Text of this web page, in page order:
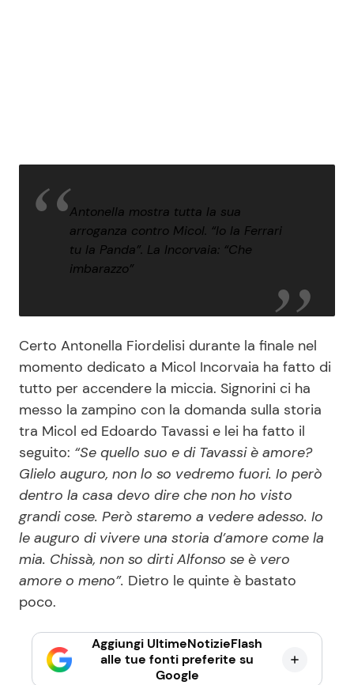
Antonella mostra tutta la sua
arroganza contro Micol. “Io la Ferrari
tu la Panda”. La Incorvaia: “Che
imbarazzo”
Certo Antonella Fiordelisi durante la finale nel
momento dedicato a Micol Incorvaia ha fatto di
tutto per accendere la miccia. Signorini ci ha
messo la zampino con la domanda sulla storia
tra Micol ed Edoardo Tavassi e lei ha fatto il
seguito: “Se quello suo e di Tavassi è amore?
Glielo auguro, non lo so vedremo fuori. Io però
dentro la casa devo dire che non ho visto
grandi cose. Però staremo a vedere adesso. Io
le auguro di vivere una storia d’amore come la
mia. Chissà, non so dirti Alfonso se è vero
amore o meno”. Dietro le quinte è bastato
poco.
Aggiungi UltimeNotizieFlash
alle tue fonti preferite su
Google